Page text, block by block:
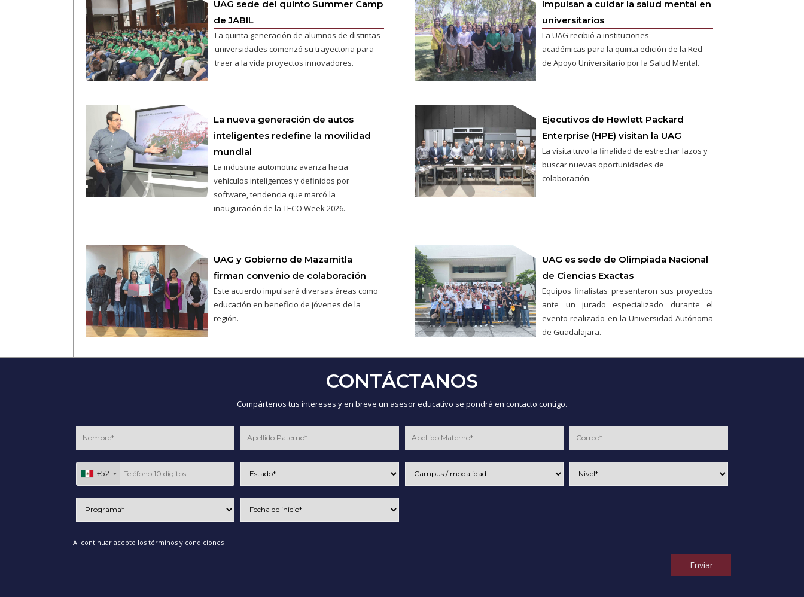
UAG sede del quinto Summer Camp
de JABIL
La quinta generación de alumnos de distintas
universidades comenzó su trayectoria para
traer a la vida proyectos innovadores.
Impulsan a cuidar la salud mental en
universitarios
La UAG recibió a instituciones
académicas para la quinta edición de la Red
de Apoyo Universitario por la Salud Mental.
La nueva generación de autos
inteligentes redefine la movilidad
mundial
La industria automotriz avanza hacia
vehículos inteligentes y definidos por
software, tendencia que marcó la
inauguración de la TECO Week 2026.
Ejecutivos de Hewlett Packard
Enterprise (HPE) visitan la UAG
La visita tuvo la finalidad de estrechar lazos y
buscar nuevas oportunidades de
colaboración.
UAG y Gobierno de Mazamitla
firman convenio de colaboración
Este acuerdo impulsará diversas áreas como
educación en beneficio de jóvenes de la
región.
UAG es sede de Olimpiada Nacional
de Ciencias Exactas
Equipos finalistas presentaron sus proyectos
ante un jurado especializado durante el
evento realizado en la Universidad Autónoma
de Guadalajara.
CONTÁCTANOS
Compártenos tus intereses y en breve un asesor educativo se pondrá en contacto contigo.
+52
Al continuar acepto los términos y condiciones
Enviar